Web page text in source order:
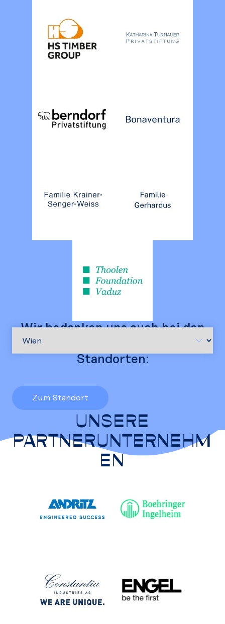
Wir bedanken uns auch bei den
Unterstützer:innen an den
Standorten:
Zum Standort
UNSERE
PARTNERUNTERNEHM
EN